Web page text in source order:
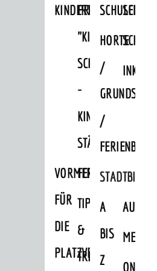
KINDERTAGESSTÄTTEN
PROJEKT
"KINDER
SCHÜTZEN
-
KINDER
STÄRKEN"
VORMERKVERFAHREN
FÜR
DIE
PLATZVERGABE
FERIENANGEBOTE
TIPPS
&
TREFFS
SCHULFERIEN
HORTE
/
/
A
BIS
Z
ONLINE-